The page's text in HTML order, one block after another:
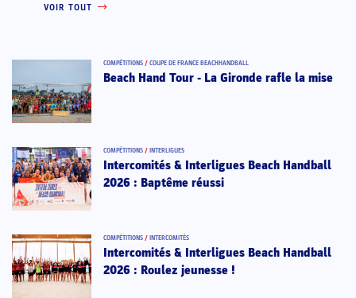
VOIR TOUT
COMPÉTITIONS / COUPE DE FRANCE BEACHHANDBALL
Beach Hand Tour - La Gironde rafle la mise
COMPÉTITIONS / INTERLIGUES
Intercomités & Interligues Beach Handball
2026 : Baptême réussi
COMPÉTITIONS / INTERCOMITÉS
Intercomités & Interligues Beach Handball
2026 : Roulez jeunesse !